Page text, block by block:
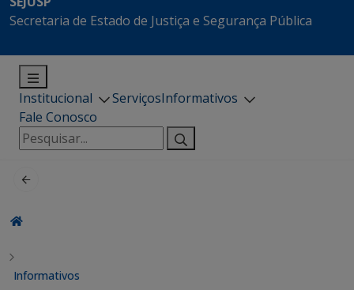
Secretaria de Estado de Justiça e Segurança Pública
Institucional ServiçosInformativos
Fale Conosco
Pesquisar
por:
Informativos